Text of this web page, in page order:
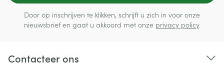
Door op inschrijven te klikken, schrijft u zich in voor onze
nieuwsbrief en gaat u akkoord met onze privacy policy.
Contacteer ons